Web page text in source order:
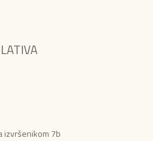
izvršenikom 7b